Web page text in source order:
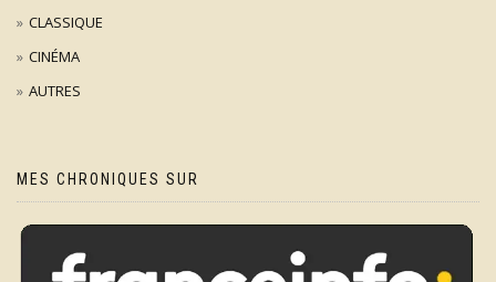
CLASSIQUE
CINÉMA
AUTRES
MES CHRONIQUES SUR